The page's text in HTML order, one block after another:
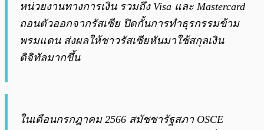
หน่วยงานทางการเงิน รวมถึง Visa และ Mastercard
ถอนตัวออกจากรัสเซีย ปิดกั้นการทำธุรกรรมข้าม
พรมแดน ส่งผลให้ชาวรัสเซียหันมาใช้สกุลเงิน
ดิจิทัลมากขึ้น
ในเดือนกรกฎาคม 2566 สมัชชารัฐสภา OSCE